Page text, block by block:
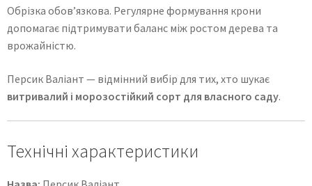
Обрізка обов’язкова. Регулярне формування крони
допомагає підтримувати баланс між ростом дерева та
врожайністю.
Персик Валіант — відмінний вибір для тих, хто шукає
витривалий і морозостійкий сорт для власного саду.
Технічні характеристики